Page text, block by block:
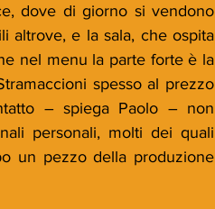
dove di giorno si vendono
altrove, e la sala, che ospita
nel menu la parte forte è la
spesso al prezzo
– spiega Paolo – non
personali, molti dei quali
un pezzo della produzione